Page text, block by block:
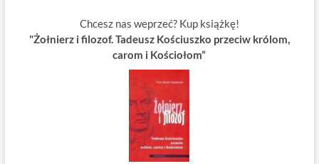
Chcesz nas weprzeć? Kup książkę!
"Żołnierz i filozof. Tadeusz Kościuszko przeciw królom,
carom i Kościołom”